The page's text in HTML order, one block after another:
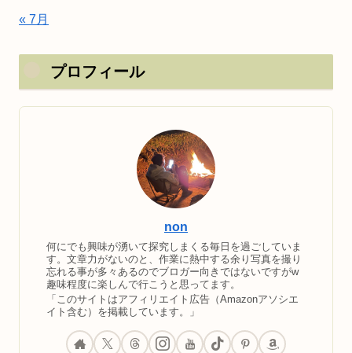
« 7月
プロフィール
non
何にでも興味が湧いて探究しまくる毎日を過ごしていま
す。文章力がないのと、作業に熱中する余り写真を撮り
忘れる事が多々あるのでブロガー向きではないですがw
趣味程度に楽しんで行こうと思ってます。
「このサイトはアフィリエイト広告（Amazonアソシエ
イト含む）を掲載しています。」